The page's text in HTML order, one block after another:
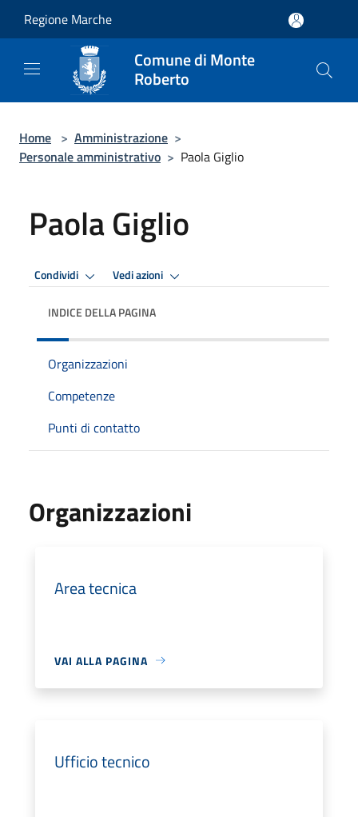
Regione Marche
Comune di Monte
Roberto
Home > Amministrazione >
Personale amministrativo > Paola Giglio
Paola Giglio
Condividi Vedi azioni
INDICE DELLA PAGINA
Organizzazioni
Competenze
Punti di contatto
Organizzazioni
Area tecnica
VAI ALLA PAGINA
Ufficio tecnico